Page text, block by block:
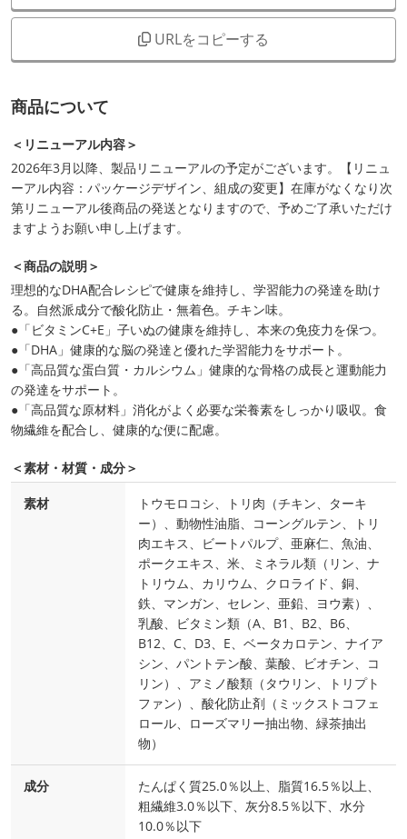
URLをコピーする
商品について
＜リニューアル内容＞
2026年3月以降、製品リニューアルの予定がございます。【リニュ
ーアル内容：パッケージデザイン、組成の変更】在庫がなくなり次
第リニューアル後商品の発送となりますので、予めご了承いただけ
ますようお願い申し上げます。
＜商品の説明＞
理想的なDHA配合レシピで健康を維持し、学習能力の発達を助け
る。自然派成分で酸化防止・無着色。チキン味。
●「ビタミンC+E」子いぬの健康を維持し、本来の免疫力を保つ。
●「DHA」健康的な脳の発達と優れた学習能力をサポート。
●「高品質な蛋白質・カルシウム」健康的な骨格の成長と運動能力
の発達をサポート。
●「高品質な原材料」消化がよく必要な栄養素をしっかり吸収。食
物繊維を配合し、健康的な便に配慮。
＜素材・材質・成分＞
素材
トウモロコシ、トリ肉（チキン、ターキ
ー）、動物性油脂、コーングルテン、トリ
肉エキス、ビートパルプ、亜麻仁、魚油、
ポークエキス、米、ミネラル類（リン、ナ
トリウム、カリウム、クロライド、銅、
鉄、マンガン、セレン、亜鉛、ヨウ素）、
乳酸、ビタミン類（A、B1、B2、B6、
B12、C、D3、E、ベータカロテン、ナイア
シン、パントテン酸、葉酸、ビオチン、コ
リン）、アミノ酸類（タウリン、トリプト
ファン）、酸化防止剤（ミックストコフェ
ロール、ローズマリー抽出物、緑茶抽出
物）
成分
たんぱく質25.0％以上、脂質16.5％以上、
粗繊維3.0％以下、灰分8.5％以下、水分
10.0％以下